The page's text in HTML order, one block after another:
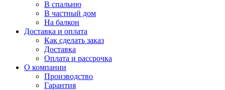
В спальню
В частный дом
На балкон
Доставка и оплата
Как сделать заказ
Доставка
Оплата и рассрочка
О компании
Производство
Гарантия